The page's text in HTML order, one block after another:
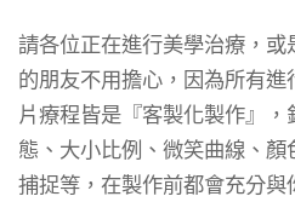
請各位正在進行美學治療，
的朋友不用擔心，因為所有
片療程皆是『客製化製作』
態、大小比例、微笑曲線、
捕捉等，在製作前都會充分